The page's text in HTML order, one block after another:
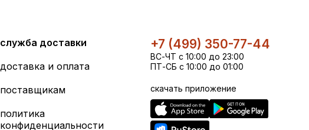
служба доставки
доставка и оплата
поставщикам
политика
конфиденциальности
+7 (499) 350-77-44
ВС-ЧТ с 10:00 до 23:00
ПТ-СБ с 10:00 до 01:00
скачать приложение